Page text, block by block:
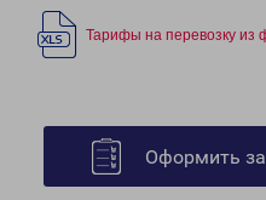
Тарифы на перевозку из
Оформить